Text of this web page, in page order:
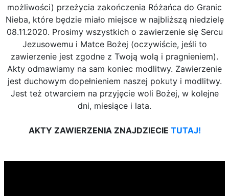
możliwości) przeżycia zakończenia Różańca do Granic
Nieba, które będzie miało miejsce w najbliższą niedzielę
08.11.2020. Prosimy wszystkich o zawierzenie się Sercu
Jezusowemu i Matce Bożej (oczywiście, jeśli to
zawierzenie jest zgodne z Twoją wolą i pragnieniem).
Akty odmawiamy na sam koniec modlitwy. Zawierzenie
jest duchowym dopełnieniem naszej pokuty i modlitwy.
Jest też otwarciem na przyjęcie woli Bożej, w kolejne
dni, miesiące i lata.
AKTY ZAWIERZENIA ZNAJDZIECIE TUTAJ!